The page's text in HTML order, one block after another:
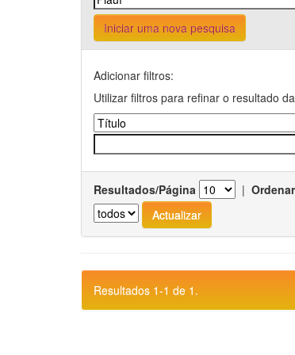
Iniciar uma nova pesquisa
Adicionar filtros:
Utilizar filtros para refinar o resultado
Resultados/Página |
Resultados 1-1 de 1.